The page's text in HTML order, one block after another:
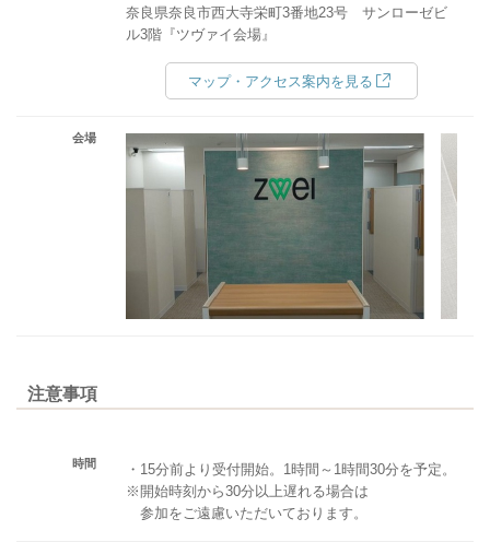
奈良県奈良市西大寺栄町3番地23号 サンローゼビ
ル3階『ツヴァイ会場』
マップ・アクセス案内を見る
会場
注意事項
時間
・15分前より受付開始。1時間～1時間30分を予定。
※開始時刻から30分以上遅れる場合は
参加をご遠慮いただいております。